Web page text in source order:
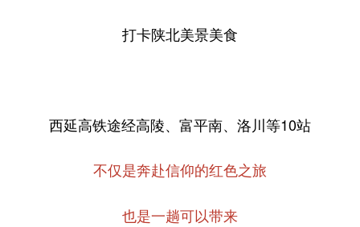
打卡陕北美景美食
西延高铁途经高陵、富平南、洛川等10站
不仅是奔赴信仰的红色之旅
也是一趟可以带来